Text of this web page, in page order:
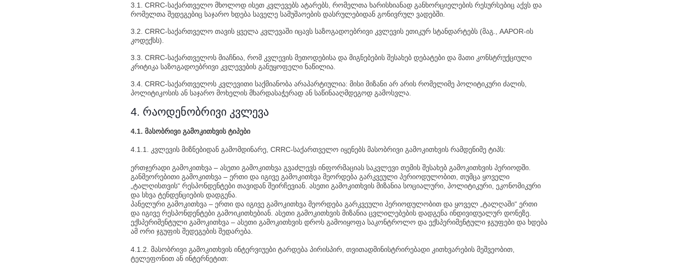
3.1. CRRC-საქართველო მხოლოდ ისეთ კვლევებს ატარებს, რომელთა ხარისხიანად განხორციელების რესურსებიც აქვს და
რომელთა შედეგებიც საჯარო ხდება საველე სამუშაოების დასრულებიდან გონივრულ ვადებში.
3.2. CRRC-საქართველო თავის ყველა კვლევაში იცავს საზოგადოებრივი კვლევის ეთიკურ სტანდარტებს (მაგ., AAPOR-ის
კოდექსს).
3.3. CRRC-საქართველოს მიაჩნია, რომ კვლევის მეთოდებისა და მიგნებების შესახებ დებატები და მათი კონსტრუქციული
კრიტიკა საზოგადოებრივი კვლევების განუყოფელი ნაწილია.
3.4. CRRC-საქართველოს კვლევითი საქმიანობა არაპარტიულია: მისი მიზანი არ არის რომელიმე პოლიტიკური ძალის,
პოლიტიკოსის ან საჯარო მოხელის მხარდასაჭერად ან საწინააღმდეგოდ გამოსვლა.
4. რაოდენობრივი კვლევა
4.1. მასობრივი გამოკითხვის ტიპები
4.1.1. კვლევის მიზნებიდან გამომდინარე, CRRC-საქართველო იყენებს მასობრივი გამოკითხვის რამდენიმე ტიპს:
ერთჯერადი გამოკითხვა – ასეთი გამოკითხვა გვაძლევს ინფორმაციას საკვლევი თემის შესახებ გამოკითხვის პერიოდში.
განმეორებითი გამოკითხვა – ერთი და იგივე გამოკითხვა მეორდება გარკვეული პერიოდულობით, თუმცა ყოველი
„ტალღისთვის“ რესპონდენტები თავიდან შეირჩევიან. ასეთი გამოკითხვის მიზანია სოციალური, პოლიტიკური, ეკონომიკური
და სხვა ტენდენციების დადგენა.
პანელური გამოკითხვა – ერთი და იგივე გამოკითხვა მეორდება გარკვეული პერიოდულობით და ყოველ „ტალღაში“ ერთი
და იგივე რესპონდენტები გამოიკითხებიან. ასეთი გამოკითხვის მიზანია ცვლილებების დადგენა ინდივიდუალურ დონეზე.
ექსპერიმენტული გამოკითხვა – ასეთი გამოკითხვის დროს გამოიყოფა საკონტროლო და ექსპერიმენტული ჯგუფები და ხდება
ამ ორი ჯგუფის შედეგების შედარება.
4.1.2. მასობრივი გამოკითხვის ინტერვიუები ტარდება პირისპირ, თვითადმინისტრირებადი კითხვარების მეშვეობით,
ტელეფონით ან ინტერნეტით: